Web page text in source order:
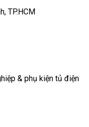
TP.HCM
& phụ kiện tủ điện